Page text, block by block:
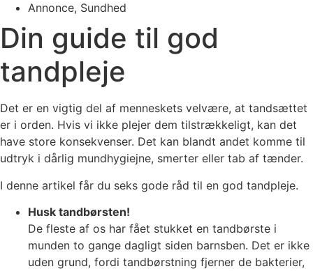
Annonce, Sundhed
Din guide til god
tandpleje
Det er en vigtig del af menneskets velvære, at tandsættet
er i orden. Hvis vi ikke plejer dem tilstrækkeligt, kan det
have store konsekvenser. Det kan blandt andet komme til
udtryk i dårlig mundhygiejne, smerter eller tab af tænder.
I denne artikel får du seks gode råd til en god tandpleje.
Husk tandbørsten!
De fleste af os har fået stukket en tandbørste i
munden to gange dagligt siden barnsben. Det er ikke
uden grund, fordi tandbørstning fjerner de bakterier,